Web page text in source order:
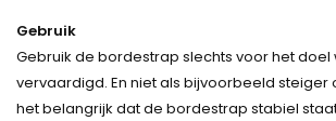
Gebruik
Gebruik de bordestrap slechts voor het
vervaardigd. En niet als bijvoorbeeld steiger
het belangrijk dat de bordestrap stabiel